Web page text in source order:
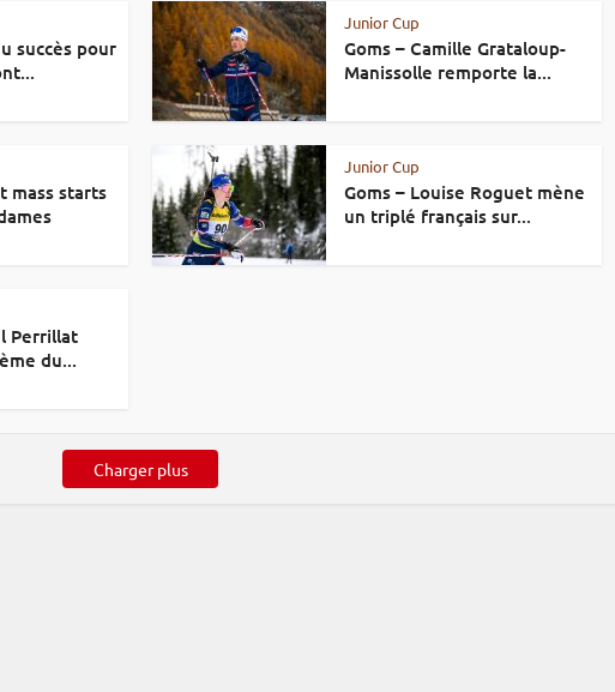
succès pour
Junior Cup
Goms – Camille Grataloup-
Manissolle remporte la...
mass starts
Junior Cup
Goms – Louise Roguet mène
un triplé français sur...
Perrillat
du...
Charger plus